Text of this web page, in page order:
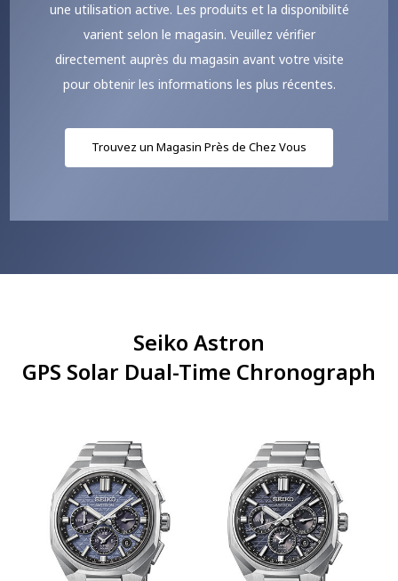
une utilisation active. Les produits et la disponibilité
varient selon le magasin. Veuillez vérifier
directement auprès du magasin avant votre visite
pour obtenir les informations les plus récentes.
Trouvez un Magasin Près de Chez Vous
Seiko Astron
GPS Solar Dual-Time Chronograph